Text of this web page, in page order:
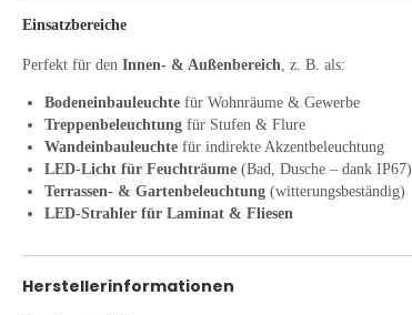
Einsatzbereiche
Perfekt für den Innen- & Außenbereich, z. B. als:
Bodeneinbauleuchte für Wohnräume & Gewerbe
Treppenbeleuchtung für Stufen & Flure
Wandeinbauleuchte für indirekte Akzentbeleuchtung
LED-Licht für Feuchträume (Bad, Dusche – dank IP67)
Terrassen- & Gartenbeleuchtung (witterungsbeständig)
LED-Strahler für Laminat & Fliesen
Herstellerinformationen